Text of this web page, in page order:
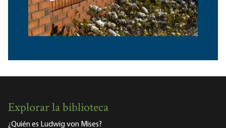
Explorar la biblioteca
¿Quién es Ludwig von Mises?